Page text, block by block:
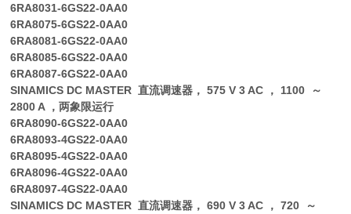
6RA8031-6GS22-0AA0
6RA8075-6GS22-0AA0
6RA8081-6GS22-0AA0
6RA8085-6GS22-0AA0
6RA8087-6GS22-0AA0
SINAMICS DC MASTER 直流调速器， 575 V 3 AC ， 1100 ～
2800 A ，两象限运行
6RA8090-6GS22-0AA0
6RA8093-4GS22-0AA0
6RA8095-4GS22-0AA0
6RA8096-4GS22-0AA0
6RA8097-4GS22-0AA0
SINAMICS DC MASTER 直流调速器， 690 V 3 AC ， 720 ～